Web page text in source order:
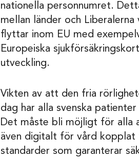
nationella personnumret.
mellan länder och
flyttar inom EU med
Europeiska
utveckling.
Vikten av att den fria
dag har alla svenska
Det måste bli möjligt för alla
även digitalt för vård kopplat
standarder som garanterar